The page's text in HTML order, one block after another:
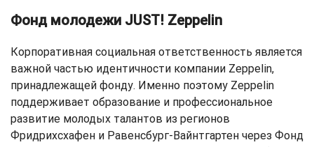
Фонд молодежи JUST! Zeppelin
Корпоративная социальная ответственность является
важной частью идентичности компании Zeppelin,
принадлежащей фонду. Именно поэтому Zeppelin
поддерживает образование и профессиональное
развитие молодых талантов из регионов
Фридрихсхафен и Равенсбург-Вайнтгартен через Фонд